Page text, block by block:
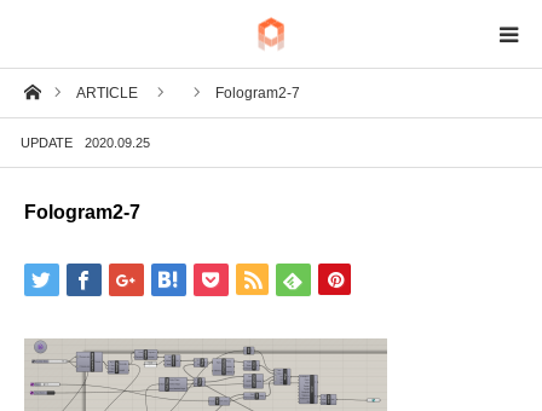
ホームARTICLE Fologram2-7
UPDATE 2020.09.25
Fologram2-7
BIM
IoT